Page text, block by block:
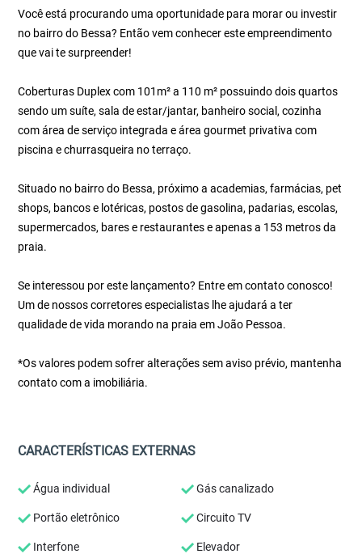
Você está procurando uma oportunidade para morar ou investir
no bairro do Bessa? Então vem conhecer este empreendimento
que vai te surpreender!
Coberturas Duplex com 101m² a 110 m² possuindo dois quartos
sendo um suíte, sala de estar/jantar, banheiro social, cozinha
com área de serviço integrada e área gourmet privativa com
piscina e churrasqueira no terraço.
Situado no bairro do Bessa, próximo a academias, farmácias, pet
shops, bancos e lotéricas, postos de gasolina, padarias, escolas,
supermercados, bares e restaurantes e apenas a 153 metros da
praia.
Se interessou por este lançamento? Entre em contato conosco!
Um de nossos corretores especialistas lhe ajudará a ter
qualidade de vida morando na praia em João Pessoa.
*Os valores podem sofrer alterações sem aviso prévio, mantenha
contato com a imobiliária.
CARACTERÍSTICAS EXTERNAS
Água individual Gás canalizado
Portão eletrônico Circuito TV
Interfone Elevador